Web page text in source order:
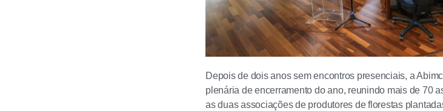
Depois de dois anos sem encontros presenciais, a
plenária de encerramento do ano, reunindo mais de 70
as duas associações de produtores de florestas